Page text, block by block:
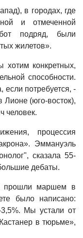
в городах, где
и отмеченной
подряд, были
жилетов».
конкретных,
способности.
если потребуется, -
Лионе (юго-восток),
человек.
процессия
Эммануэль
сказала 55-
дебаты.
прошли маршем в
было написано:
Мы устали от
в тюрьме»,